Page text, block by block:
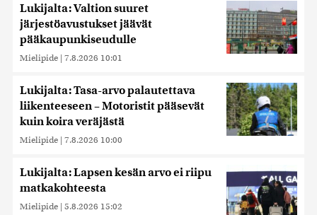
Lukijalta: Valtion suuret
järjestöavustukset jäävät
pääkaupunkiseudulle
Mielipide | 7.8.2026 10:01
Lukijalta: Tasa-arvo palautettava
liikenteeseen – Motoristit pääsevät
kuin koira veräjästä
Mielipide | 7.8.2026 10:00
Lukijalta: Lapsen kesän arvo ei riipu
matkakohteesta
Mielipide | 5.8.2026 15:02